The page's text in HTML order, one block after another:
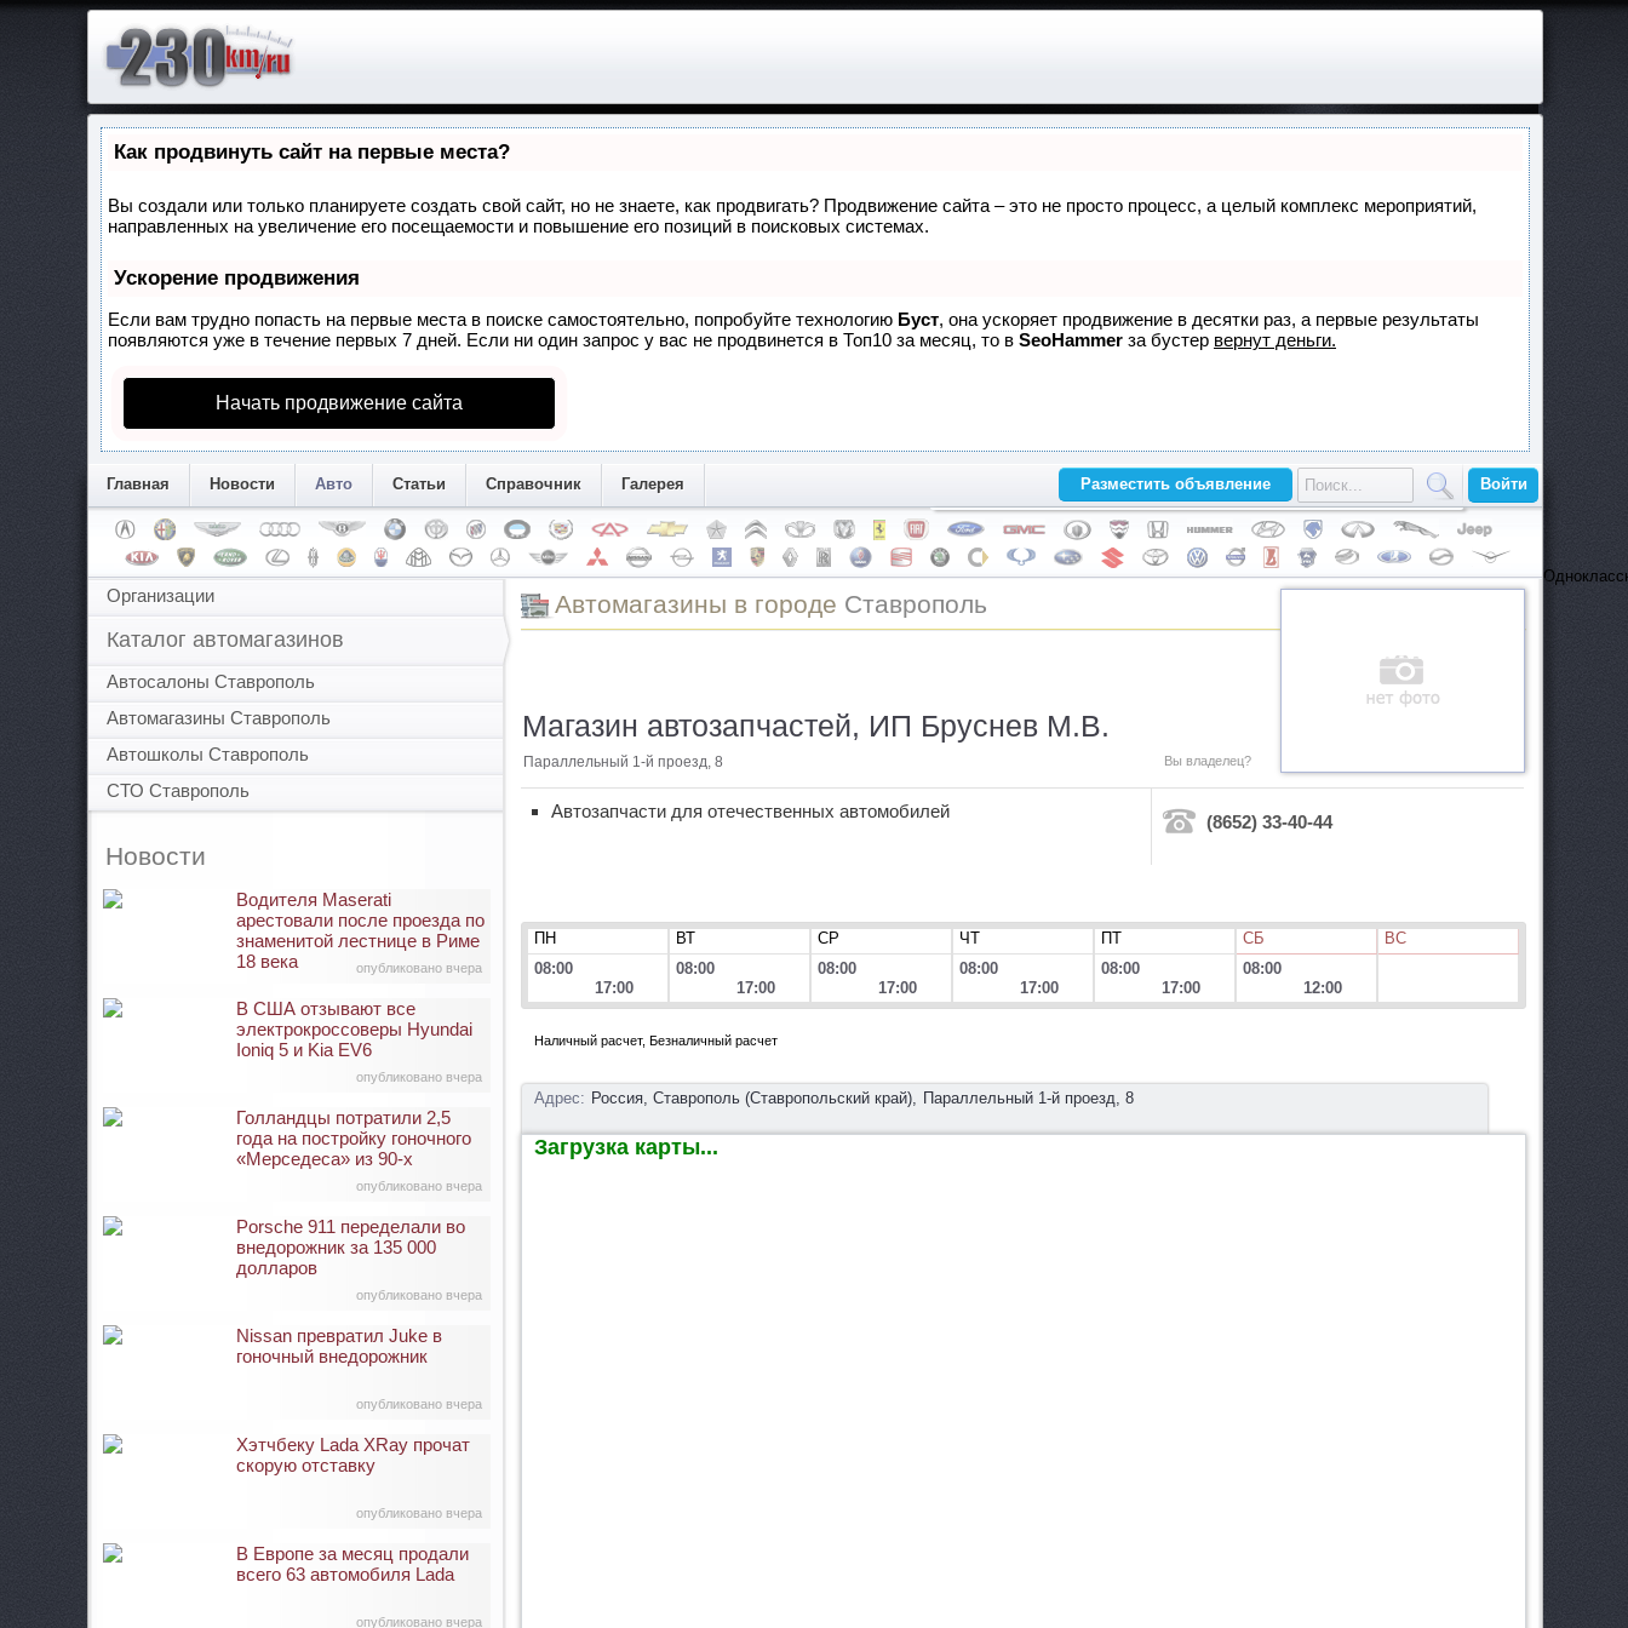
Как продвинуть сайт на первые места?
Вы создали или только планируете создать свой сайт, но не знаете, как продвигать? Продвижение сайта – это не просто процесс, а целый комплекс мероприятий,
направленных на увеличение его посещаемости и повышение его позиций в поисковых системах.
Ускорение продвижения
Если вам трудно попасть на первые места в поиске самостоятельно, попробуйте технологию Буст, она ускоряет продвижение в десятки раз, а первые результаты
появляются уже в течение первых 7 дней. Если ни один запрос у вас не продвинется в Топ10 за месяц, то в SeoHammer за бустер вернут деньги.
Начать продвижение сайта
Разместить объявление Войти
Главная Новости Авто Статьи Справочник Галерея
Организации
Каталог автомагазинов
Автосалоны Ставрополь
Автомагазины Ставрополь
Автошколы Ставрополь
СТО Ставрополь
Новости
опубликовано вчера
Водителя Maserati
арестовали после проезда по
знаменитой лестнице в Риме
18 века
опубликовано вчера
В США отзывают все
электрокроссоверы Hyundai
Ioniq 5 и Kia EV6
опубликовано вчера
Голландцы потратили 2,5
года на постройку гоночного
«Мерседеса» из 90-х
опубликовано вчера
Porsche 911 переделали во
внедорожник за 135 000
долларов
опубликовано вчера
Nissan превратил Juke в
гоночный внедорожник
опубликовано вчера
Хэтчбеку Lada XRay прочат
скорую отставку
опубликовано вчера
В Европе за месяц продали
всего 63 автомобиля Lada
Автомагазины в городе Ставрополь
Вы владелец?
Магазин автозапчастей, ИП Бруснев М.В.
Параллельный 1-й проезд, 8
(8652) 33-40-44
Автозапчасти для отечественных автомобилей
ПН ВТ СР ЧТ ПТ СБ
ВС
08:00
17:00
08:00
17:00
08:00
17:00
08:00
17:00
08:00
17:00
08:00
12:00
Наличный расчет, Безналичный расчет
Адрес: Россия, Ставрополь (Ставропольский край), Параллельный 1-й проезд, 8
Загрузка карты...